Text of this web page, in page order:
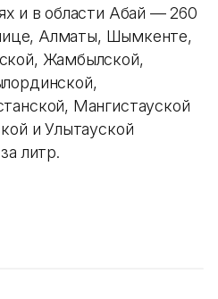
и в области Абай — 260
Алматы, Шымкенте,
Жамбылской,
Мангистауской
и Улытауской
литр.